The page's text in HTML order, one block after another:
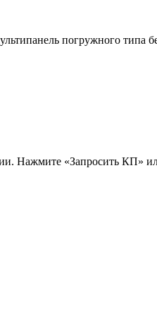
погружного типа
Нажмите «Запросить КП»